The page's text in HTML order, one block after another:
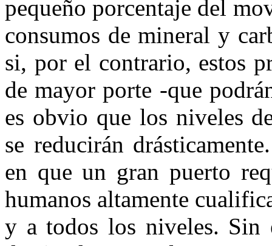
pequeño porcentaje del
consumos de mineral y
si, por el contrario, estos
de mayor porte -que
es obvio que los niveles
se reducirán
en que un gran puerto
humanos altamente
y a todos los niveles. Sin